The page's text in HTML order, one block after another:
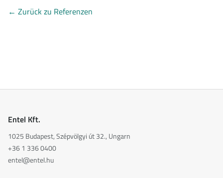
← Zurück zu Referenzen
Entel Kft.
1025 Budapest, Szépvölgyi út 32., Ungarn
+36 1 336 0400
entel@entel.hu